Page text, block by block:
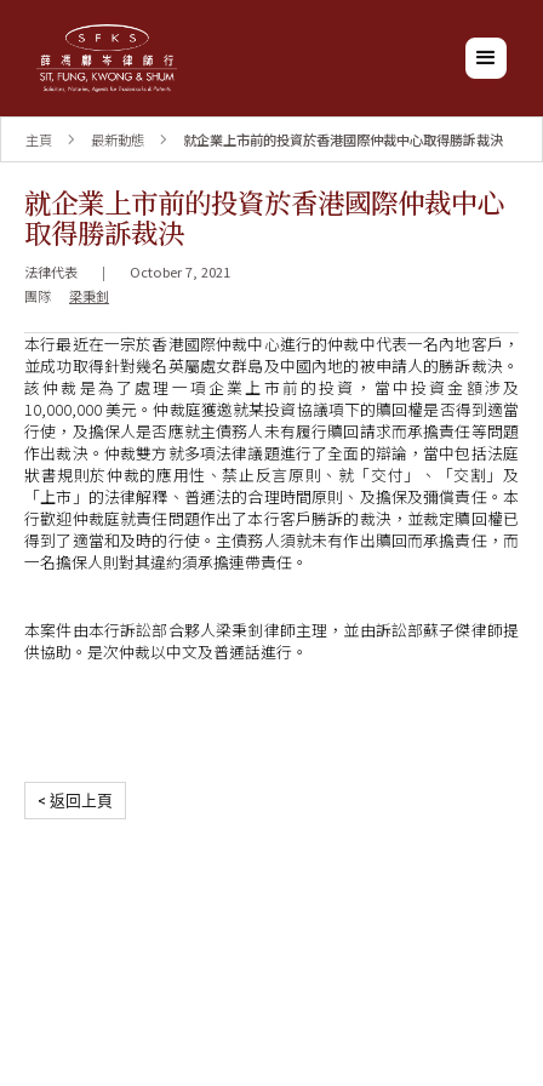
主頁 最新動態 就企業上市前的投資於香港國際仲裁中心取得勝訴裁決
就企業上市前的投資於香港國際仲裁中心
取得勝訴裁決
法律代表 |
October 7, 2021
團隊
梁秉釗
本行最近在一宗於香港國際仲裁中心進行的仲裁中代表一名內地客戶，
並成功取得針對幾名英屬處女群島及中國內地的被申請人的勝訴裁決。
該仲裁是為了處理一項企業上市前的投資，當中投資金額涉及
10,000,000 美元。仲裁庭獲邀就某投資協議項下的贖回權是否得到適當
行使，及擔保人是否應就主債務人未有履行贖回請求而承擔責任等問題
作出裁決。仲裁雙方就多項法律議題進行了全面的辯論，當中包括法庭
狀書規則於仲裁的應用性、禁止反言原則、就「交付」、「交割」及
「上市」的法律解釋、普通法的合理時間原則、及擔保及彌償責任。本
行歡迎仲裁庭就責任問題作出了本行客戶勝訴的裁決，並裁定贖回權已
得到了適當和及時的行使。主債務人須就未有作出贖回而承擔責任，而
一名擔保人則對其違約須承擔連帶責任。
本案件由本行訴訟部合夥人梁秉釗律師主理，並由訴訟部蘇子傑律師提
供協助。是次仲裁以中文及普通話進行。
< 返回上頁